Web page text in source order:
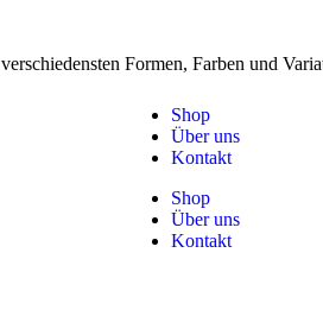
Formen, Farben und
Shop
Über uns
Kontakt
Shop
Über uns
Kontakt